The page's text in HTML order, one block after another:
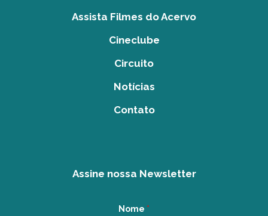
Assista Filmes do Acervo
Cineclube
Circuito
Notícias
Contato
Assine nossa Newsletter
Nome *